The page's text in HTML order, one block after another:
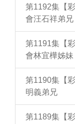
第1192集【
會汪石祥弟兄
第1191集【
會林宜樺姊妹
第1190集【
明義弟兄
第1189集【